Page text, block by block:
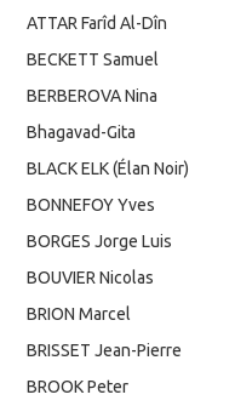
ATTAR Farîd Al-Dîn
BECKETT Samuel
BERBEROVA Nina
Bhagavad-Gita
BLACK ELK (Élan Noir)
BONNEFOY Yves
BORGES Jorge Luis
BOUVIER Nicolas
BRION Marcel
BRISSET Jean-Pierre
BROOK Peter